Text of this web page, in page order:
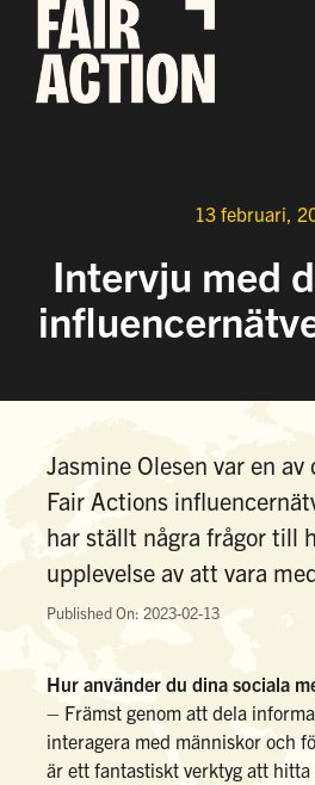
Fortsätt
innehållet
13 februari,
Intervju med
Jasmine Olesen var en av
Fair Actions
har ställt några frågor till
upplevelse av att vara
Published On: 2023-02-13
Hur använder du dina sociala
– Främst genom att dela
interagera med människor och
är ett fantastiskt verktyg att